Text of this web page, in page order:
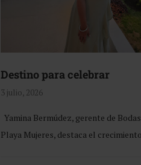
Destino para celebrar
3 julio, 2026
Yamina Bermúdez, gerente de
Playa Mujeres, destaca el